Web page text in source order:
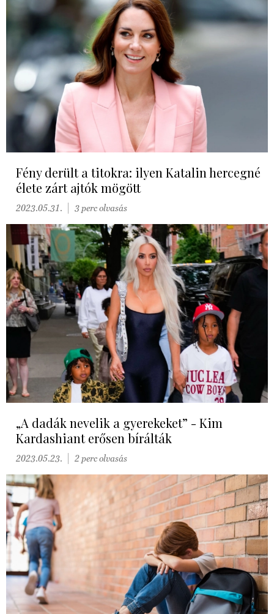
Fény derült a titokra: ilyen Katalin hercegné
élete zárt ajtók mögött
2023.05.31. 3 perc olvasás
„A dadák nevelik a gyerekeket” - Kim
Kardashiant erősen bírálták
2023.05.23. 2 perc olvasás